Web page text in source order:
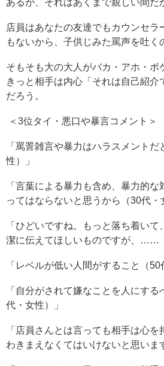
あるが、それはあくまで親しい間だ
店員はあなたの友達でもカウンセラ
もないから、子供じみた罵声を吐く
そもそも大の大人がバカ・アホ・ボ
きっと相手は内心「それは自己紹介
だろう。
＜3位タイ・悪口や暴言コメント＞
「罵詈雑言や暴力はハラスメント
性）」
「言葉による暴力も含め、暴力的
ってはならないと思うから（30代・
「ひどいですね。もっと落ち着い
潔に伝えてほしいものですが、……
「レベルが低い人間がすること（50
「自分がされて嫌なことを人にす
代・女性）」
「店員さんとは言っても相手は心
わきまえなくてはいけないと思いま